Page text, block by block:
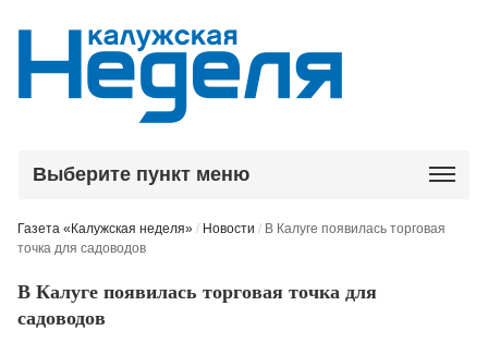
Выберите пункт меню
Газета «Калужская неделя» / Новости / В Калуге появилась торговая
точка для садоводов
В Калуге появилась торговая точка для
садоводов